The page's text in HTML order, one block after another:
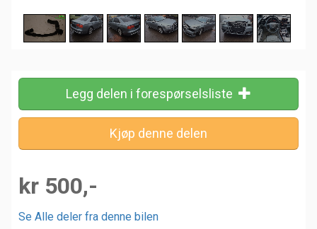
Legg delen i forespørselsliste
kr 500,-
Se Alle deler fra denne bilen